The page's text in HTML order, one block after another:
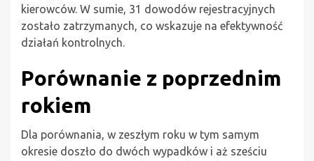
kierowców. W sumie, 31 dowodów rejestracyjnych
zostało zatrzymanych, co wskazuje na efektywność
działań kontrolnych.
Porównanie z poprzednim
rokiem
Dla porównania, w zeszłym roku w tym samym
okresie doszło do dwóch wypadków i aż sześciu